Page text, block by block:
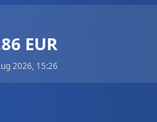
EUR
2026, 15:26